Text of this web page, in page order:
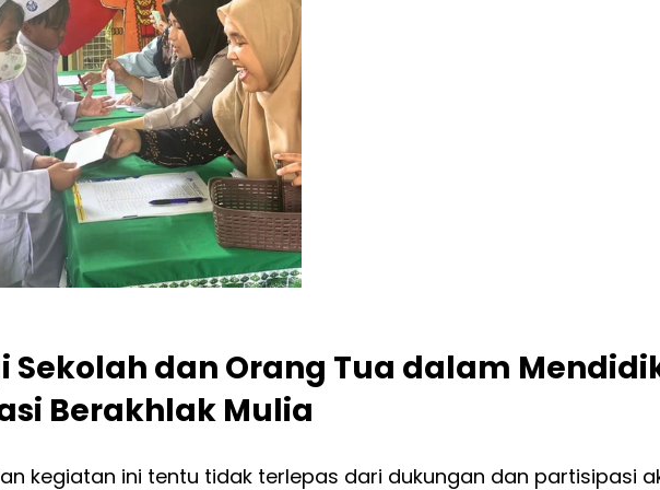
Sekolah dan Orang Tua dalam
Berakhlak Mulia
kegiatan ini tentu tidak terlepas dari dukungan dan partisipasi